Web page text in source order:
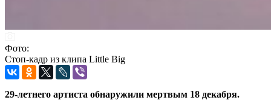
Фото:
Стоп-кадр из клипа Little Big
29-летнего артиста обнаружили мертвым 18 декабря.